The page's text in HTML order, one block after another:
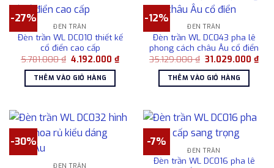
-27%
ĐÈN TRẦN
Đèn trần WL DC010 thiết kế
cổ điển cao cấp
5.781.000₫ Giá
là:
5.781.000 ₫.
4.192.000₫Giá
hiện
4.192.000 ₫.
THÊM VÀO GIỎ HÀNG
-12%
ĐÈN TRẦN
Đèn trần WL DC043 pha lê
phong cách châu Âu cổ điển
35.129.000₫ Giá
là:
35.129.000 ₫.
31.029.000₫Giá
hiện
THÊM VÀO GIỎ HÀNG
-30%
ĐÈN TRẦN
-7%
ĐÈN TRẦN
Đèn trần WL DC016 pha lê